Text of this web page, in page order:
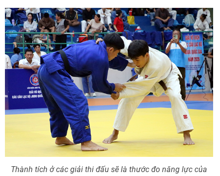
Thành tích ở các giải thi đấu sẽ là thước đo năng lực của